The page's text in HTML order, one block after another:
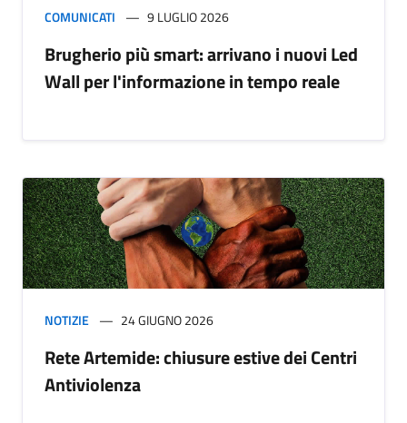
COMUNICATI 9 LUGLIO 2026
Brugherio più smart: arrivano i nuovi Led
Wall per l'informazione in tempo reale
NOTIZIE 24 GIUGNO 2026
Rete Artemide: chiusure estive dei Centri
Antiviolenza